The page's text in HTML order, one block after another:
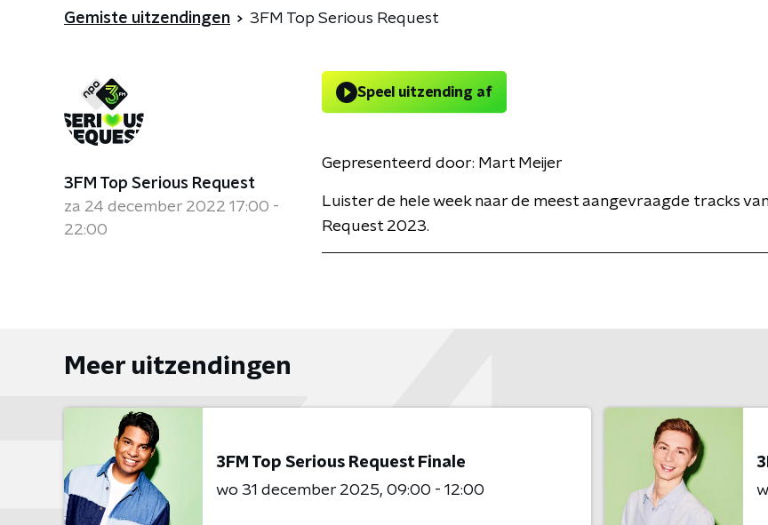
Gemiste uitzendingen 3FM Top Serious Request
3FM Top Serious Request
za 24 december 2022 17:00 -
22:00
Speel uitzending af
Gepresenteerd door: Mart Meijer
Luister de hele week naar de meest aangevraagde tracks
Request 2023.
Meer uitzendingen
3FM Top Serious Request Finale
wo 31 december 2025 09:00 - 12:00